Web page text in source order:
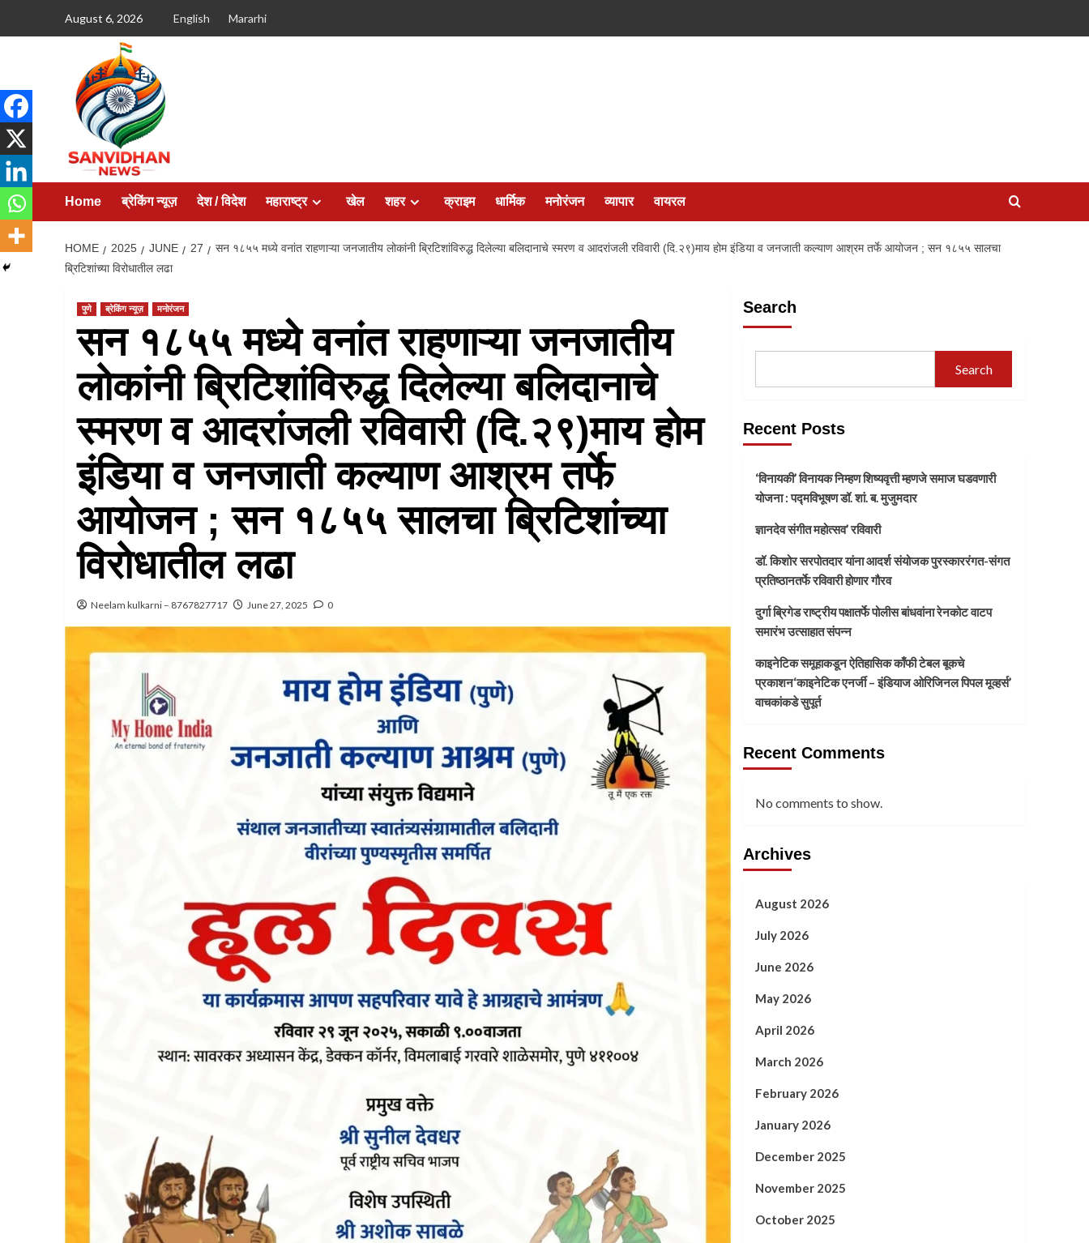
August 6, 2026 English Mararhi
Home ब्रेकिंग न्यूज़ देश / विदेश महाराष्ट्र खेल शहर क्राइम धार्मिक मनोरंजन व्यापार वायरल
HOME 2025 JUNE 27
सन १८५५ मध्ये वनांत राहणाऱ्या जनजातीय लोकांनी ब्रिटिशांविरुद्ध दिलेल्या बलिदानाचे स्मरण व आदरांजली रविवारी (दि.२९)माय होम इंडिया व जनजाती कल्याण आश्रम तर्फे आयोजन ; सन १८५५ सालचा
ब्रिटिशांच्या विरोधातील लढा
पुणे ब्रेकिंग न्यूज़ मनोरंजन
सन १८५५ मध्ये वनांत राहणाऱ्या जनजातीय
लोकांनी ब्रिटिशांविरुद्ध दिलेल्या बलिदानाचे
स्मरण व आदरांजली रविवारी (दि.२९)माय होम
इंडिया व जनजाती कल्याण आश्रम तर्फे
आयोजन ; सन १८५५ सालचा ब्रिटिशांच्या
विरोधातील लढा
Neelam kulkarni – 8767827717 June 27, 2025 0
Search
Search
Recent Posts
‘विनायकी’ विनायक निम्हण शिष्यवृत्ती म्हणजे समाज घडवणारी
योजना : पद्मविभूषण डॉ. शां. ब. मुजुमदार
ज्ञानदेव संगीत महोत्सव’ रविवारी
डॉ. किशोर सरपोतदार यांना आदर्श संयोजक पुरस्काररंगत-संगत
प्रतिष्ठानतर्फे रविवारी होणार गौरव
दुर्गा ब्रिगेड राष्ट्रीय पक्षातर्फे पोलीस बांधवांना रेनकोट वाटप
समारंभ उत्साहात संपन्न
काइनेटिक समूहाकडून ऐतिहासिक काँफी टेबल बूकचे
प्रकाशन‘काइनेटिक एनर्जी – इंडियाज ओरिजिनल पिपल मूव्हर्स’
वाचकांकडे सुपूर्त
Recent Comments
No comments to show.
Archives
August 2026
July 2026
June 2026
May 2026
April 2026
March 2026
February 2026
January 2026
December 2025
November 2025
October 2025